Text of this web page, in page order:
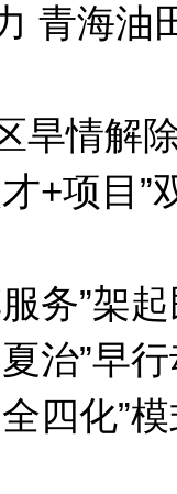
青海油
旱情解
+项目”
务”架
治”早
四化”